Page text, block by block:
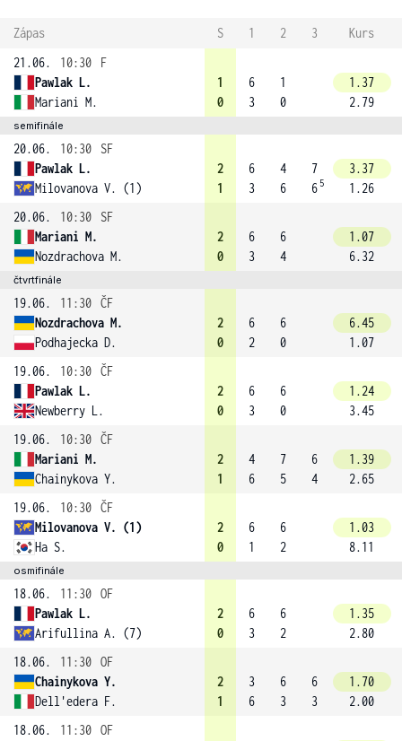
Zápas S 1 2 3
Kurs
21.06.
10:30
F
Pawlak L.
Mariani M.
1
0
6
3
1
0
1.37
2.79
semifinále
20.06. 10:30
SF
Pawlak L.
Milovanova V. (1)
2
1
6
3
4
6
7
6 5
3.37
1.26
20.06.
10:30
SF
Mariani M.
Nozdrachova M.
2
0
6
3
6
4
1.07
6.32
čtvrtfinále
19.06. 11:30 ČF
Nozdrachova M.
Podhajecka D.
2
0
6
2
6
0
6.45
1.07
19.06.
10:30 ČF
Pawlak L.
Newberry L.
2
0
6
3
6
0
1.24
3.45
19.06.
10:30 ČF
Mariani M.
Chainykova Y.
2
1
4
6
7
5
6
4
1.39
2.65
19.06.
10:30 ČF
Milovanova V. (1)
Ha S.
2
0
6
1
6
2
1.03
8.11
osmifinále
18.06. 11:30 OF
Pawlak L.
Arifullina A. (7)
2
0
6
3
6
2
1.35
2.80
18.06.
11:30 OF
Chainykova Y.
Dell'edera F.
2
1
3
6
6
3
6
3
1.70
2.00
18.06.
11:30 OF